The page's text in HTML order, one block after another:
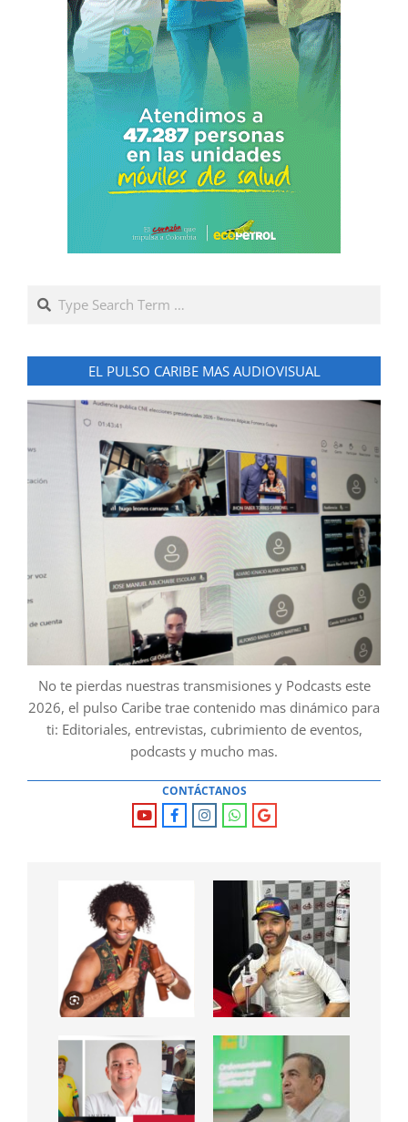
Search
EL PULSO CARIBE MAS AUDIOVISUAL
No te pierdas nuestras transmisiones y Podcasts este
2026, el pulso Caribe trae contenido mas dinámico para
ti: Editoriales, entrevistas, cubrimiento de eventos,
podcasts y mucho mas.
CONTÁCTANOS